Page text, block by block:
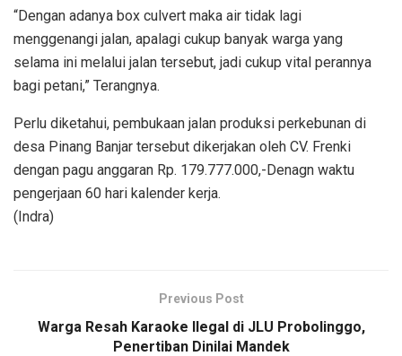
“Dengan adanya box culvert maka air tidak lagi
menggenangi jalan, apalagi cukup banyak warga yang
selama ini melalui jalan tersebut, jadi cukup vital perannya
bagi petani,” Terangnya.
Perlu diketahui, pembukaan jalan produksi perkebunan di
desa Pinang Banjar tersebut dikerjakan oleh CV. Frenki
dengan pagu anggaran Rp. 179.777.000,-Denagn waktu
pengerjaan 60 hari kalender kerja.
(Indra)
Previous Post
Warga Resah Karaoke Ilegal di JLU Probolinggo,
Penertiban Dinilai Mandek